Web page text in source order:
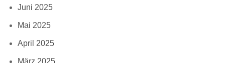
Juni 2025
Mai 2025
April 2025